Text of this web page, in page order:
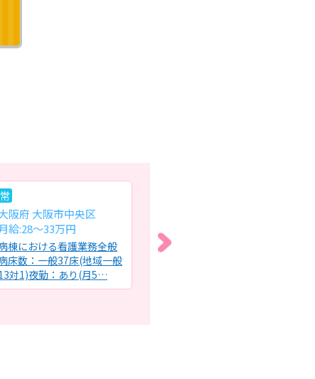
常
阪府 大阪市中央区
給:28～33万円
棟における看護業務全般
床数：一般37床(地域一般
対1)夜勤：あり(月5…
月給:27万円～
訪問看護ステーションでの